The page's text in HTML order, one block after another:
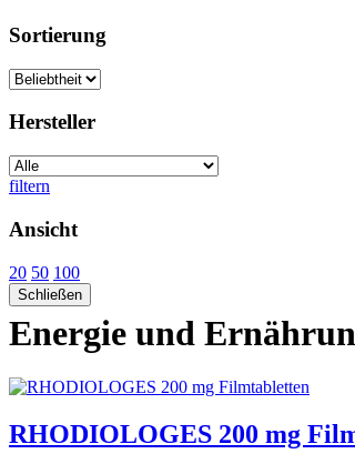
Sortierung
Hersteller
filtern
Ansicht
20 50 100
Schließen
Energie und
RHODIOLOGES 200 mg